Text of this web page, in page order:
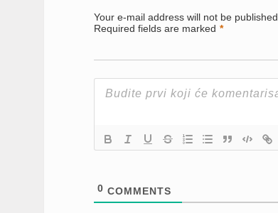
window)
new
window)
new
window)
Your e-mail address will not be published.
Required fields are marked *
0 COMMENTS